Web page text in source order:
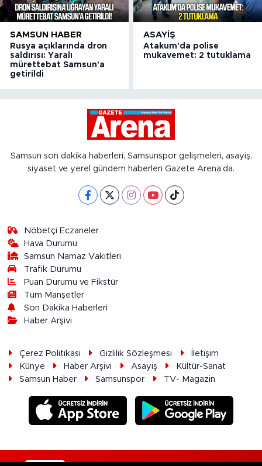
SAMSUN HABER
Rusya açıklarında dron
saldırısı: Yaralı
mürettebat Samsun'a
getirildi
ASAYIŞ
Atakum'da polise
mukavemet: 2 tutuklama
Samsun son dakika haberleri, Samsunspor gelişmeleri, asayiş,
siyaset ve yerel gündem haberleri Gazete Arena’da.
Nöbetçi Eczaneler
Hava Durumu
Samsun Namaz Vakitleri
Trafik Durumu
Puan Durumu ve Fikstür
Tüm Manşetler
Son Dakika Haberleri
Haber Arşivi
Çerez Politikası Gizlilik Sözleşmesi
İletişim
Künye
Haber Arşivi Asayiş
Kültür-Sanat
Samsun Haber
Samsunspor TV- Magazin